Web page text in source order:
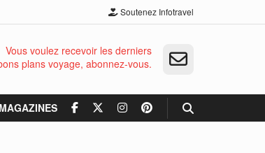
Soutenez Infotravel
Vous voulez recevoir les derniers
plans voyage, abonnez-vous.